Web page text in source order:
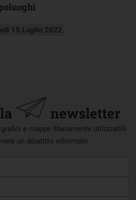
15 Luglio 2022
newsletter
e mappe liberamente utilizzabili
un dibattito informato.